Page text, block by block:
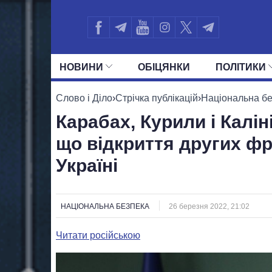
НОВИНИ ОБIЦЯНКИ ПОЛIТИКИ
УСІ ПОЛІТИКИ ПРЕЗИДЕНТ І
Слово і Діло›Стрічка публікацій›Національна
Карабах, Курили і
що відкриття других
Україні
НАЦІОНАЛЬНА БЕЗПЕКА 26 березня 2022, 21:02
Читати російською